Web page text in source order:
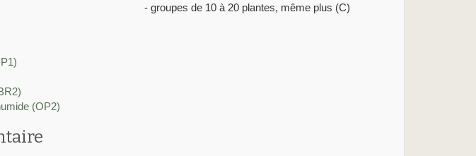
(OP2)
- groupes de 10 à 20 plantes, même plus (C)